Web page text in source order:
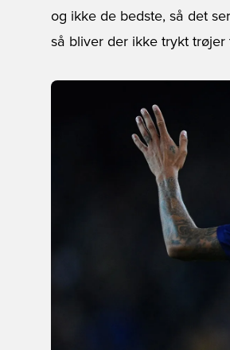
og ikke de bedste, så det
så bliver der ikke trykt trøjer